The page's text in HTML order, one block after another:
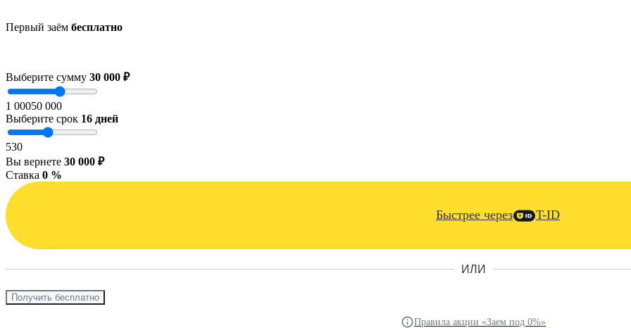
Первый заём бесплатно
Выберите сумму 30 000 ₽
1 00050 000
Выберите срок 16 дней
530
Вы вернете 30 000 ₽
Ставка 0 %
Быстрее через T-ID
ИЛИ
Получить бесплатно
Правила акции «Заем под 0%»